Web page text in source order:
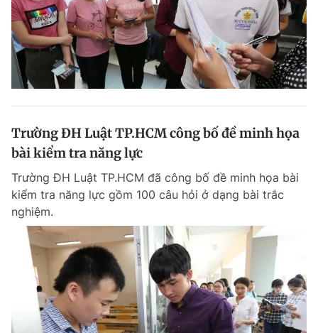
Trường ĐH Luật TP.HCM công bố đề minh họa
bài kiểm tra năng lực
Trường ĐH Luật TP.HCM đã công bố đề minh họa bài
kiểm tra năng lực gồm 100 câu hỏi ở dạng bài trắc
nghiệm.